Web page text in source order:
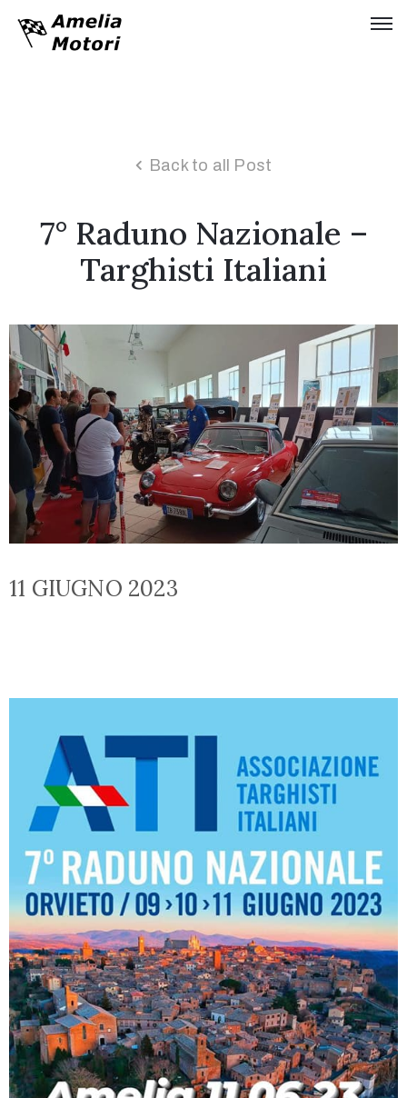
Storia
Tinarelli
Servizi
Moda
&
Motori
Press
Notizie
Contatti
580
0901
info@ameliamotori.it
Privacy
Policy
Credits:
Back to all Post
7° Raduno Nazionale –
Targhisti Italiani
11 GIUGNO 2023